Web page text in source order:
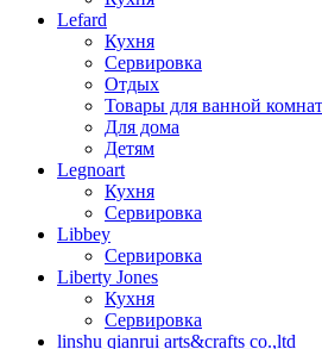
Lefard
Кухня
Сервировка
Отдых
Товары для ванной
Для дома
Детям
Legnoart
Кухня
Сервировка
Libbey
Сервировка
Liberty Jones
Кухня
Сервировка
linshu qianrui arts&crafts co.,ltd